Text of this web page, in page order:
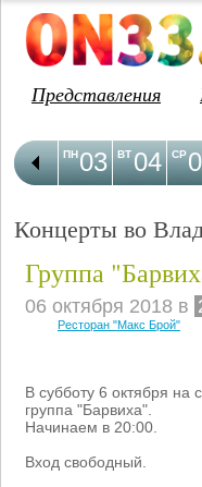
Представления
03
ПН 04
ВТ СР
Концерты во
Группа
06 октября 2018 в
Ресторан "Макс Брой"
В субботу 6 октября на
группа "Барвиха".
Начинаем в 20:00.
Вход свободный.